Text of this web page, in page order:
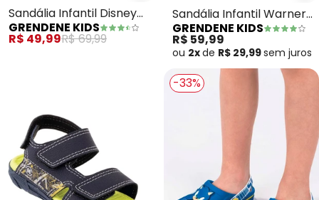
Sandália Infantil Disney
Love Friends (Azul)
GRENDENE KIDS
R$ 49,99R$ 69,99
Sandália Infantil Warner
Celebration (Preta)
GRENDENE KIDS
R$ 59,99
ou 2xde R$ 29,99sem juros
-33%